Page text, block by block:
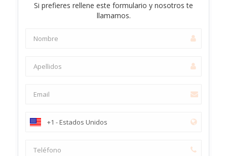
Si prefieres rellene este formulario y nosotros te
llamamos.